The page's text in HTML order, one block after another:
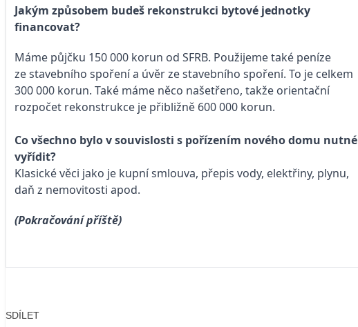
Jakým způsobem budeš rekonstrukci bytové jednotky
financovat?
Máme půjčku 150 000 korun od SFRB. Použijeme také peníze
ze stavebního spoření a úvěr ze stavebního spoření. To je celkem
300 000 korun. Také máme něco našetřeno, takže orientační
rozpočet rekonstrukce je přibližně 600 000 korun.
Co všechno bylo v souvislosti s pořízením nového domu nutné
vyřídit?
Klasické věci jako je kupní smlouva, přepis vody, elektřiny, plynu,
daň z nemovitosti apod.
(Pokračování příště)
SDÍLET